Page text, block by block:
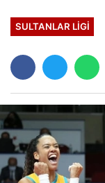
SULTANLAR LIGI